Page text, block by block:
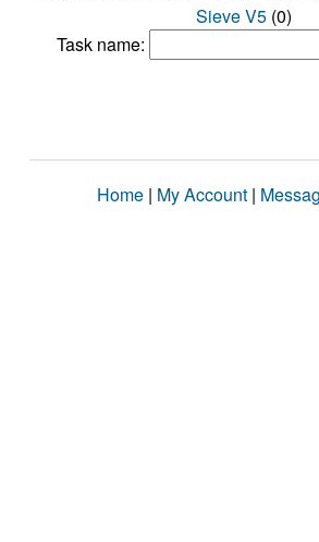
Sieve V5 (0)
Task name:
Home | My Account |